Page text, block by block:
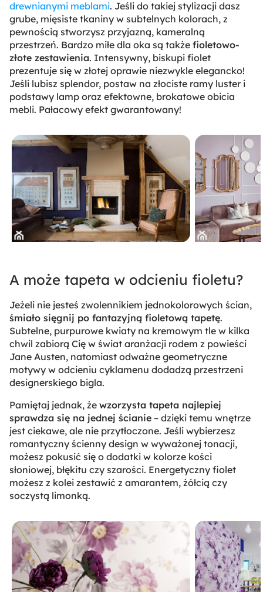
drewnianymi meblami. Jeśli do takiej stylizacji dasz
grube, mięsiste tkaniny w subtelnych kolorach, z
pewnością stworzysz przyjazną, kameralną
przestrzeń. Bardzo miłe dla oka są także fioletowo-
złote zestawienia. Intensywny, biskupi fiolet
prezentuje się w złotej oprawie niezwykle elegancko!
Jeśli lubisz splendor, postaw na złociste ramy luster i
podstawy lamp oraz efektowne, brokatowe obicia
mebli. Pałacowy efekt gwarantowany!
A może tapeta w odcieniu fioletu?
Jeżeli nie jesteś zwolennikiem jednokolorowych ścian,
śmiało sięgnij po fantazyjną fioletową tapetę.
Subtelne, purpurowe kwiaty na kremowym tle w kilka
chwil zabiorą Cię w świat aranżacji rodem z powieści
Jane Austen, natomiast odważne geometryczne
motywy w odcieniu cyklamenu dodadzą przestrzeni
designerskiego bigla.
Pamiętaj jednak, że wzorzysta tapeta najlepiej
sprawdza się na jednej ścianie – dzięki temu wnętrze
jest ciekawe, ale nie przytłoczone. Jeśli wybierzesz
romantyczny ścienny design w wyważonej tonacji,
możesz pokusić się o dodatki w kolorze kości
słoniowej, błękitu czy szarości. Energetyczny fiolet
możesz z kolei zestawić z amarantem, żółcią czy
soczystą limonką.